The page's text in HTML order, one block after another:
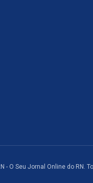
- O Seu Jornal Online do RN.